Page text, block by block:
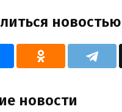
новостью
новости